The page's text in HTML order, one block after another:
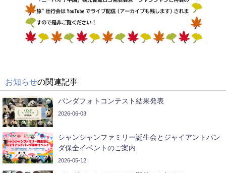
お知らせの関連記事
パンダフォトコンテスト結果発表
2026-06-03
シャンシャンファミリー誕生会とジャイアントパン
ダ保全イベントのご案内
2026-05-12